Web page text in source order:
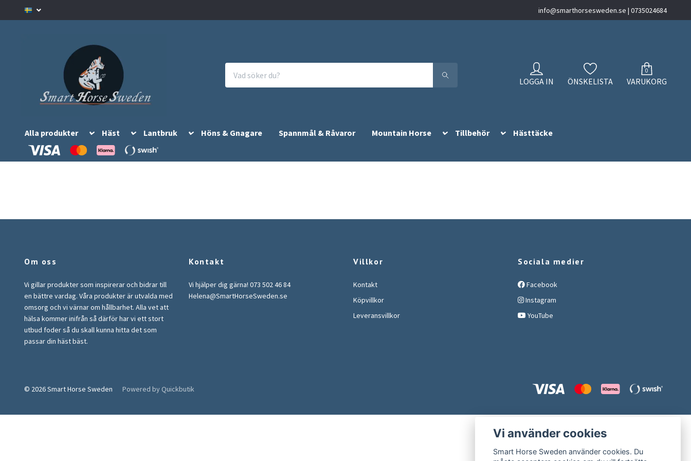
info@smarthorsesweden.se | 0735024684
LOGGA IN ÖNSKELISTA
0
VARUKORG
Alla produkter Häst Lantbruk Höns & Gnagare Spannmål & Råvaror Mountain Horse Tillbehör Hästtäcke
Om oss
Vi gillar produkter som inspirerar och bidrar till
en bättre vardag. Våra produkter är utvalda med
omsorg och vi värnar om hållbarhet. Alla vet att
hälsa kommer inifrån så därför har vi ett stort
utbud foder så du skall kunna hitta det som
passar din häst bäst.
Kontakt
Vi hjälper dig gärna! 073 502 46 84
Helena@SmartHorseSweden.se
Villkor
Kontakt
Köpvillkor
Leveransvillkor
Sociala medier
Facebook
Instagram
YouTube
© 2026 Smart Horse Sweden Powered by Quickbutik
Vi använder cookies
Smart Horse Sweden använder cookies. Du